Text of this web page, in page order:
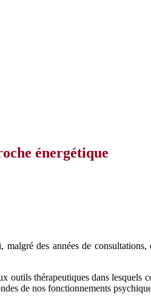
énergétique
des années de
outils thérapeutiques dans
de nos fonctionnements